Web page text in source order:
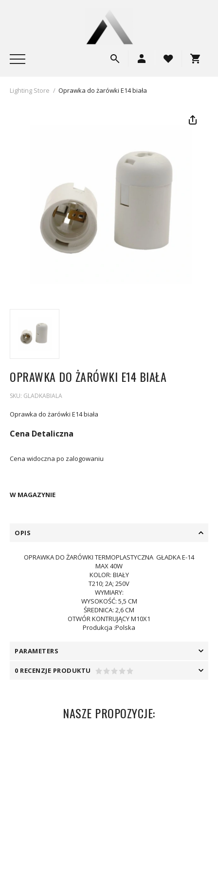
Lighting Store / Oprawka do żarówki E14 biała
OPRAWKA DO ŻARÓWKI E14 BIAŁA
SKU: GLADKABIALA
Oprawka do żarówki E14 biała
Cena Detaliczna
Cena widoczna po zalogowaniu
W MAGAZYNIE
OPIS
OPRAWKA DO ŻARÓWKI TERMOPLASTYCZNA GŁADKA E-14
MAX 40W
KOLOR: BIAŁY
T210; 2A; 250V
WYMIARY:
WYSOKOŚĆ: 5,5 CM
ŚREDNICA: 2,6 CM
OTWÓR KONTRUJĄCY M10X1
Produkcja :Polska
PARAMETERS
0 RECENZJE PRODUKTU
NASZE PROPOZYCJE: